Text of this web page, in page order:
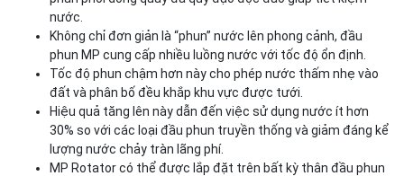
nước.
Không chỉ đơn giản là “phun” nước lên phong cảnh, đầu
phun MP cung cấp nhiều luồng nước với tốc độ ổn định.
Tốc độ phun chậm hơn này cho phép nước thấm nhẹ vào
đất và phân bố đều khắp khu vực được tưới.
Hiệu quả tăng lên này dẫn đến việc sử dụng nước ít hơn
30% so với các loại đầu phun truyền thống và giảm đáng kể
lượng nước chảy tràn lãng phí.
MP Rotator có thể được lắp đặt trên bất kỳ thân đầu phun